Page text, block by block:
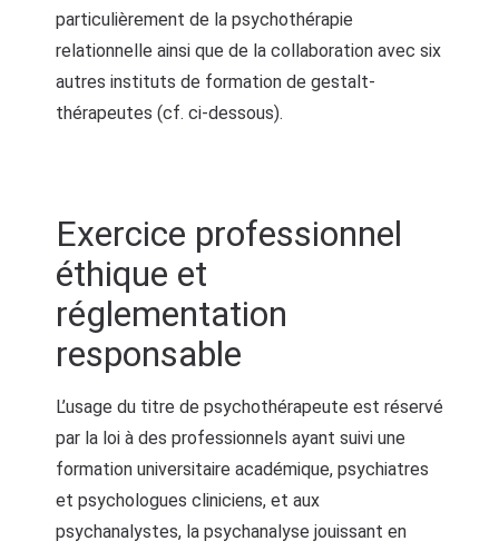
particulièrement de la psychothérapie
relationnelle ainsi que de la collaboration avec six
autres instituts de formation de gestalt-
thérapeutes (cf. ci-dessous).
Exercice professionnel
éthique et
réglementation
responsable
L’usage du titre de psychothérapeute est réservé
par la loi à des professionnels ayant suivi une
formation universitaire académique, psychiatres
et psychologues cliniciens, et aux
psychanalystes, la psychanalyse jouissant en